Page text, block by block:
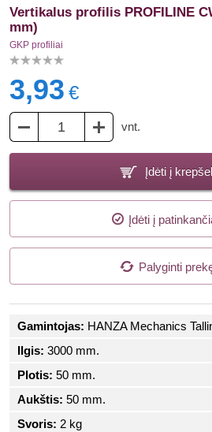
Vertikalus profilis PROFILINE
mm)
GKP profiliai
3,93 €
vnt.
Įdėti į
Įdėti į
Palyginti
Gamintojas: HANZA Mechanics
Ilgis: 3000 mm.
Plotis: 50 mm.
Aukštis: 50 mm.
Svoris: 2 kg